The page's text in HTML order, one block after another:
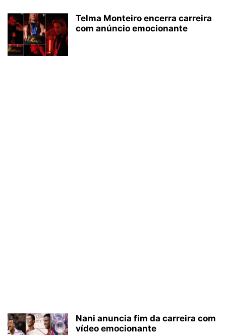
Telma Monteiro encerra carreira
com anúncio emocionante
Nani anuncia fim da carreira com
vídeo emocionante